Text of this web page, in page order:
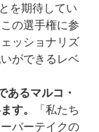
を期待してい
の選手権に参
ッショナリズ
ができるレベ
るマルコ・
す。
「私たち
バーテイクの